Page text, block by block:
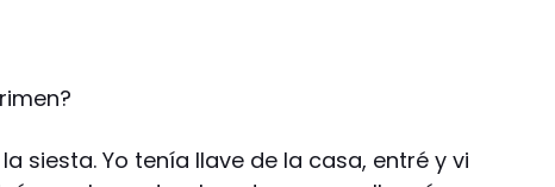
siesta. Yo tenía llave de la casa, entré y vi